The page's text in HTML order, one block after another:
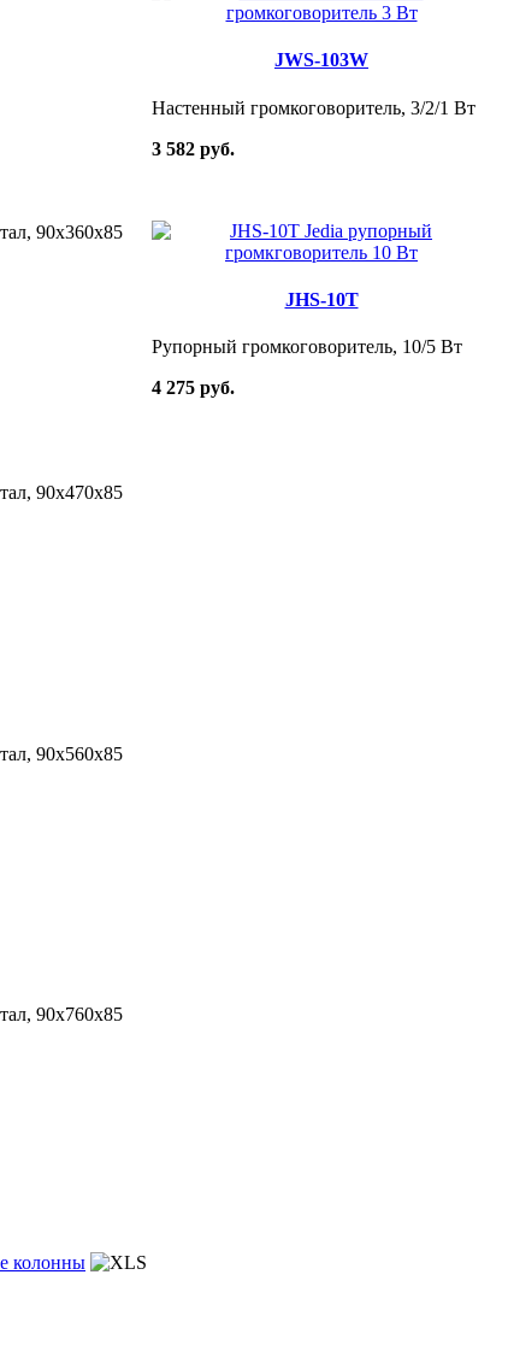
90х360х85
90х470х85
90х560х85
90х760х85
колонны
JWS-103W
Настенный громкоговоритель, 3/2/1 Вт
3 582 руб.
JHS-10T
Рупорный громкоговоритель, 10/5 Вт
4 275 руб.